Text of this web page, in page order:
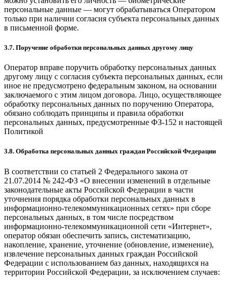
персональные данные — могут обрабатываться Оператором
только при наличии согласия субъекта персональных данных
в письменной форме.
3.7. Поручение обработки персональных данных другому лицу
Оператор вправе поручить обработку персональных данных
другому лицу с согласия субъекта персональных данных, если
иное не предусмотрено федеральным законом, на основании
заключаемого с этим лицом договора. Лицо, осуществляющее
обработку персональных данных по поручению Оператора,
обязано соблюдать принципы и правила обработки
персональных данных, предусмотренные ФЗ-152 и настоящей
Политикой
3.8. Обработка персональных данных граждан Российской Федерации
В соответствии со статьей 2 Федерального закона от
21.07.2014 № 242-ФЗ «О внесении изменений в отдельные
законодательные акты Российской Федерации в части
уточнения порядка обработки персональных данных в
информационно-телекоммуникационных сетях» при сборе
персональных данных, в том числе посредством
информационно-телекоммуникационной сети «Интернет»,
оператор обязан обеспечить запись, систематизацию,
накопление, хранение, уточнение (обновление, изменение),
извлечение персональных данных граждан Российской
Федерации с использованием баз данных, находящихся на
территории Российской Федерации, за исключением случаев: